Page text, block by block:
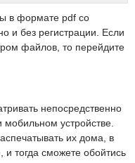
в формате pdf со
и без регистрации. Если
файлов, то перейдите
непосредственно
устройстве.
их дома, в
тогда сможете обойтись